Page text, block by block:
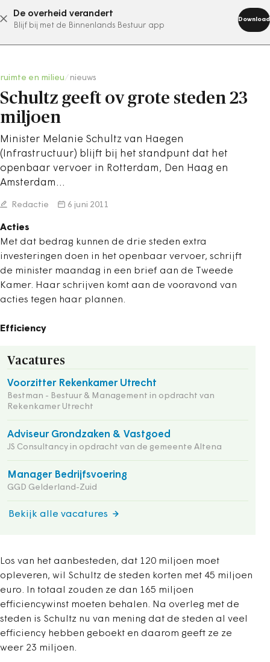
De overheid verandert
Blijf bij met de Binnenlands Bestuur app
Download
abonneer nu
ruimte en milieu nieuws
Schultz geeft ov grote steden 23
miljoen
Minister Melanie Schultz van Haegen
(Infrastructuur) blijft bij het standpunt dat het
openbaar vervoer in Rotterdam, Den Haag en
Amsterdam…
Redactie 6 juni 2011
Acties
Met dat bedrag kunnen de drie steden extra
investeringen doen in het openbaar vervoer, schrijft
de minister maandag in een brief aan de Tweede
Kamer. Haar schrijven komt aan de vooravond van
acties tegen haar plannen.
Efficiency
Vacatures
Voorzitter Rekenkamer Utrecht
Bestman - Bestuur & Management in opdracht van
Rekenkamer Utrecht
Adviseur Grondzaken & Vastgoed
JS Consultancy in opdracht van de gemeente Altena
Manager Bedrijfsvoering
GGD Gelderland-Zuid
Bekijk alle vacatures
Los van het aanbesteden, dat 120 miljoen moet
opleveren, wil Schultz de steden korten met 45 miljoen
euro. In totaal zouden ze dan 165 miljoen
efficiencywinst moeten behalen. Na overleg met de
steden is Schultz nu van mening dat de steden al veel
efficiency hebben geboekt en daarom geeft ze ze
weer 23 miljoen.